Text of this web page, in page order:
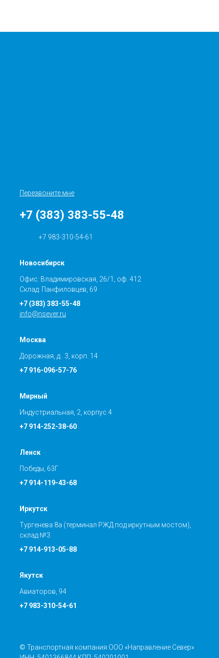
Перезвоните мне
+7 (383) 383-55-48
+7 983-310-54-61
Новосибирск
Офис: Владимировская, 26/1, оф. 412
Склад: Панфиловцев, 69
+7 (383) 383-55-48
info@nsever.ru
Москва
Дорожная, д.. 3, корп. 14
+7 916-096-57-76
Мирный
Индустриальная, 2, корпус 4
+7 914-252-38-60
Ленск
Победы, 63Г
+7 914-119-43-68
Иркутск
Тургенева 8а (терминал РЖД под иркутным мостом),
склад №3
+7 914-913-05-88
Якутск
Авиаторов, 94
+7 983-310-54-61
© Транспортная компания ООО «Направление Север»